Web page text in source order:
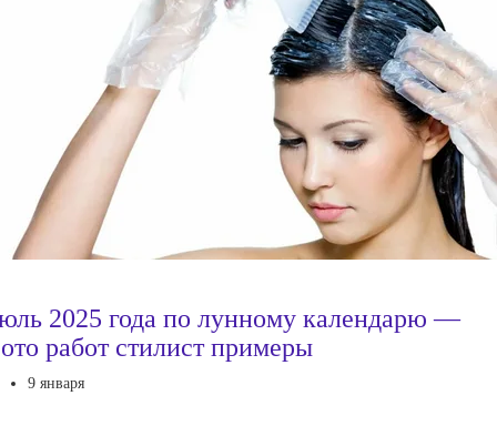
2025 года по лунному календарю —
работ стилист примеры
9 января